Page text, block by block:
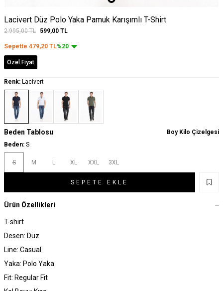
Lacivert Düz Polo Yaka Pamuk Karışımlı T-Shirt
2.995,00TL 599,00 TL
Sepette 479,20 TL%20
Özel Fiyat
Renk: Lacivert
Beden Tablosu
Boy Kilo Çizelgesi
Beden: S
S M L XL XXL 3XL
SEPETE EKLE
Ürün Özellikleri
T-shirt
Desen: Düz
Line: Casual
Yaka: Polo Yaka
Fit: Regular Fit